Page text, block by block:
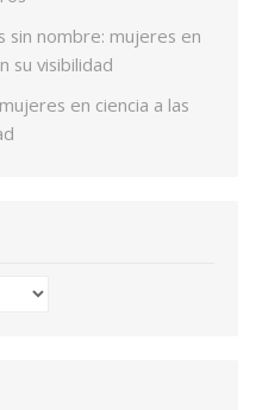
sin nombre: mujeres en
su visibilidad
en ciencia a las